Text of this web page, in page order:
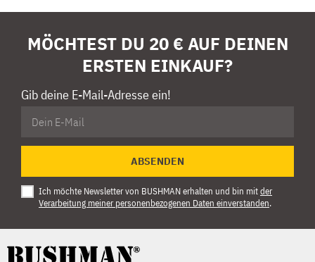
MÖCHTEST DU 20 € AUF DEINEN
ERSTEN EINKAUF?
Gib deine E-Mail-Adresse ein!
ABSENDEN
Ich möchte Newsletter von BUSHMAN erhalten und bin mitder
Verarbeitung meiner personenbezogenen Daten einverstanden.